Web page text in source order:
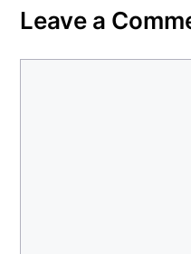
Leave a